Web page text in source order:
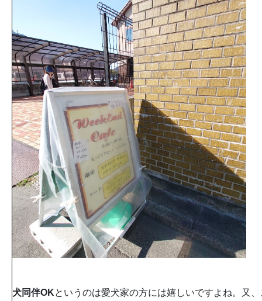
犬同伴OKというのは愛犬家の方には嬉しいですよね。又